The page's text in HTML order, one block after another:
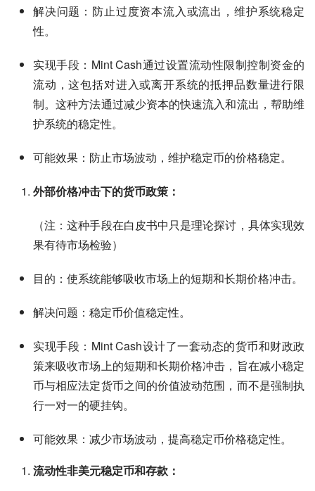
解决问题：防止过度资本流入或流出，维护系统稳定
性。
实现手段：Mint Cash通过设置流动性限制控制资金的
流动，这包括对进入或离开系统的抵押品数量进行限
制。这种方法通过减少资本的快速流入和流出，帮助维
护系统的稳定性。
可能效果：防止市场波动，维护稳定币的价格稳定。
外部价格冲击下的货币政策：
（注：这种手段在白皮书中只是理论探讨，具体实现效
果有待市场检验）
目的：使系统能够吸收市场上的短期和长期价格冲击。
解决问题：稳定币价值稳定性。
实现手段：Mint Cash设计了一套动态的货币和财政政
策来吸收市场上的短期和长期价格冲击，旨在减小稳定
币与相应法定货币之间的价值波动范围，而不是强制执
行一对一的硬挂钩。
可能效果：减少市场波动，提高稳定币价格稳定性。
流动性非美元稳定币和存款：